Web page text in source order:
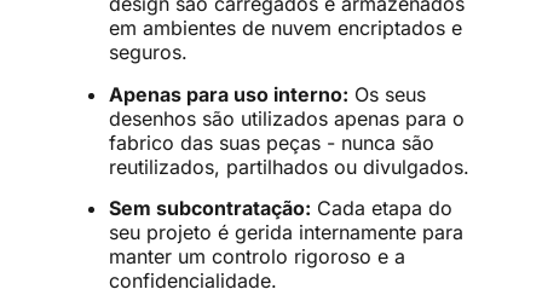
em ambientes de nuvem encriptados e
seguros.
Apenas para uso interno: Os seus
desenhos são utilizados apenas para o
fabrico das suas peças - nunca são
reutilizados, partilhados ou divulgados.
Sem subcontratação: Cada etapa do
seu projeto é gerida internamente para
manter um controlo rigoroso e a
confidencialidade.